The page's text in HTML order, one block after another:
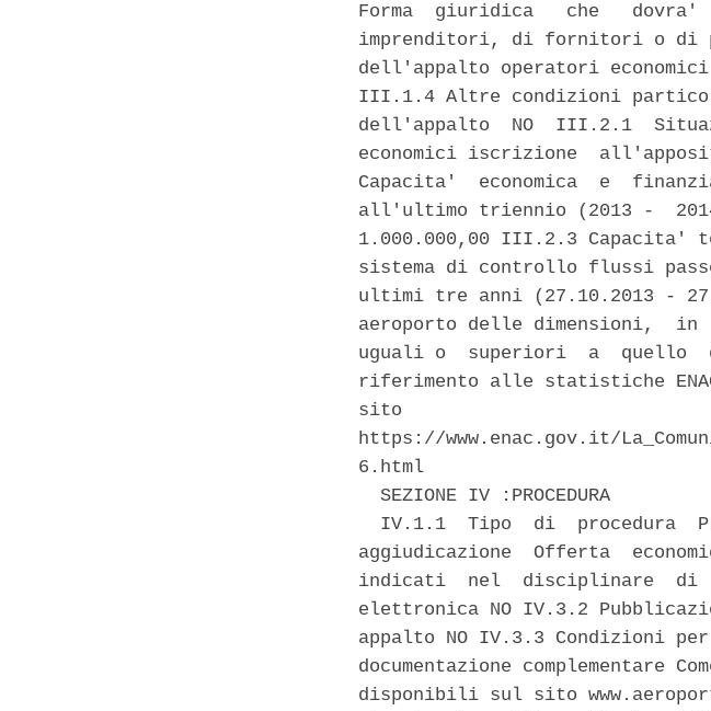
Forma  giuridica   che   dovra'
imprenditori, di fornitori o di
dell'appalto operatori
III.1.4 Altre condizioni
dell'appalto  NO  III.2.1
economici iscrizione
Capacita'  economica  e
all'ultimo triennio (2013 -
1.000.000,00 III.2.3 Capacita'
sistema di controllo flussi
ultimi tre anni (27.10.2013 -
aeroporto delle dimensioni,
uguali o  superiori  a
riferimento alle statistiche
sito
https://www.enac.gov.it/
6.html
  SEZIONE IV :PROCEDURA
IV.1.1  Tipo  di  procedura
aggiudicazione  Offerta
indicati  nel  disciplinare  di
elettronica NO IV.3.2
appalto NO IV.3.3 Condizioni
documentazione complementare
disponibili sul sito